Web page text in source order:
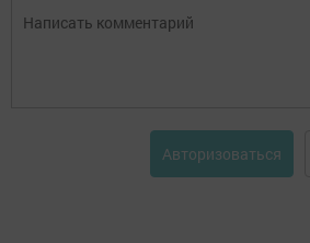
Авторизоваться